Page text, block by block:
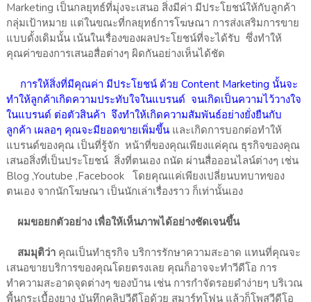
Marketing เป็นกลยุทธ์ที่มุ่งจะเสนอ สิ่งมีค่า มีประโยชน์ให้กับลูกค้า
กลุ่มเป้าหมาย แต่ในขณะที่กลยุทธ์การโฆษณา การส่งเสริมการขาย
แบบดั้งเดิมนั้น เน้นในเรื่องของผลประโยชน์ที่จะได้รับ ซึ่งทำให้
คุณค่าของการเสนอสื่อต่างๆ ผิดกันอย่างเห็นได้ชัด
การให้สิ่งที่มีคุณค่า มีประโยชน์ ด้วย Content Marketing นั้นจะ
ทำให้ลูกค้าเกิดความประทับใจในแบรนด์ จนเกิดเป็นความไว้วางใจ
ในแบรนด์ ต่อตัวสินค้า จึงทำให้เกิดความสัมพันธ์อย่างยั่งยืนกับ
ลูกค้า เผลอๆ คุณจะมียอดขายเพิ่มขึ้น และเกิดการบอกต่อทำให้
แบรนด์ของคุณ เป็นที่รู้จัก หน้าที่ของคุณเพียงแค่คุณ ธุรกิจของคุณ
เสนอสิ่งที่เป็นประโยชน์ สิ่งที่ตนเอง ถนัด ผ่านสื่อออนไลน์ต่างๆ เช่น
Blog ,Youtube ,Facebook โดยคุณแค่เพียงเปลี่ยนบทบาทของ
ตนเอง จากนักโฆษณา เป็นนักเล่าเรื่องราว ก็เท่านั้นเอง
ผมขอยกตัวอย่าง เพื่อให้เห็นภาพได้อย่างชัดเจนขึ้น
สมมุติว่าคุณเป็นทำธุรกิจ บริการรักษาความสะอาด แทนที่คุณจะ
เสนอขายบริการของคุณโดยตรงเลย คุณก็อาจจะทำวีดีโอ การ
ทำความสะอาดจุดต่างๆ ของบ้าน เช่น การกำจัดรอยดำง่ายๆ บริเวณ
พื้นกระเบื้องยาง บันทึกคลิปวีดีโอด้วย สมาร์ทโฟน แล้วก็โพสวีดีโอ